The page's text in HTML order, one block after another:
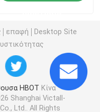
πληγών
Monoplace
επαφή
Desktop Site
HBOT Κίνα
Shanghai Victall-
Ltd.. All Rights